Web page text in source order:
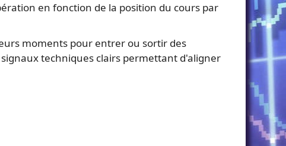
en fonction de la position du cours par
moments pour entrer ou sortir des
techniques clairs permettant d'aligner